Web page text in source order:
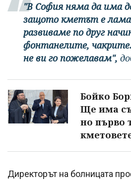
"В София няма да има
защото кметът е
развиваме по друг
фонтанелите,
не ви го пожелавам",
Бойко
Ще има
но първо
Директорът на болницата